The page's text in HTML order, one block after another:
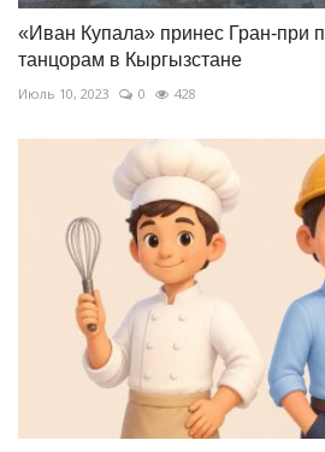
«Иван Купала» принес Гран-при
танцорам в Кыргызстане
Июль 10, 2023 0 428